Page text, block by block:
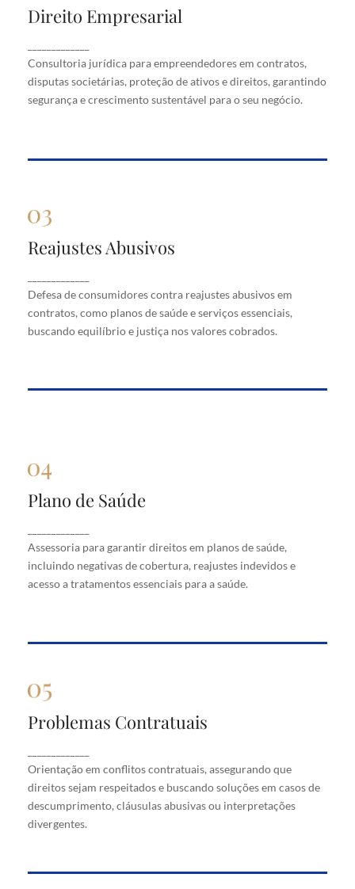
Direito Empresarial
Consultoria jurídica para empreendedores em contratos,
disputas societárias, proteção de ativos e direitos, garantindo
segurança e crescimento sustentável para o seu negócio.
Direito Empresarial
contratos, disputas societárias, proteção de ativos
e direitos, garantindo segurança e crescimento
sustentável para o seu negócio.
Reajustes Abusivos
Defesa de consumidores contra reajustes abusivos em
contratos, como planos de saúde e serviços essenciais,
buscando equilíbrio e justiça nos valores cobrados.
Reajustes Abusivos
em contratos, como planos de saúde e serviços
essenciais, buscando equilíbrio e justiça nos valores
cobrados.
Plano de Saúde
Assessoria para garantir direitos em planos de saúde,
incluindo negativas de cobertura, reajustes indevidos e
acesso a tratamentos essenciais para a saúde.
Plano de Saúde
saúde, incluindo negativas de cobertura, reajustes
indevidos e acesso a tratamentos essenciais para a
saúde.
Problemas Contratuais
Orientação em conflitos contratuais, assegurando que
direitos sejam respeitados e buscando soluções em casos de
descumprimento, cláusulas abusivas ou interpretações
divergentes.
Problemas Contratuais
que direitos sejam respeitados e buscando soluções
em casos de descumprimento, cláusulas abusivas
ou interpretações divergentes.